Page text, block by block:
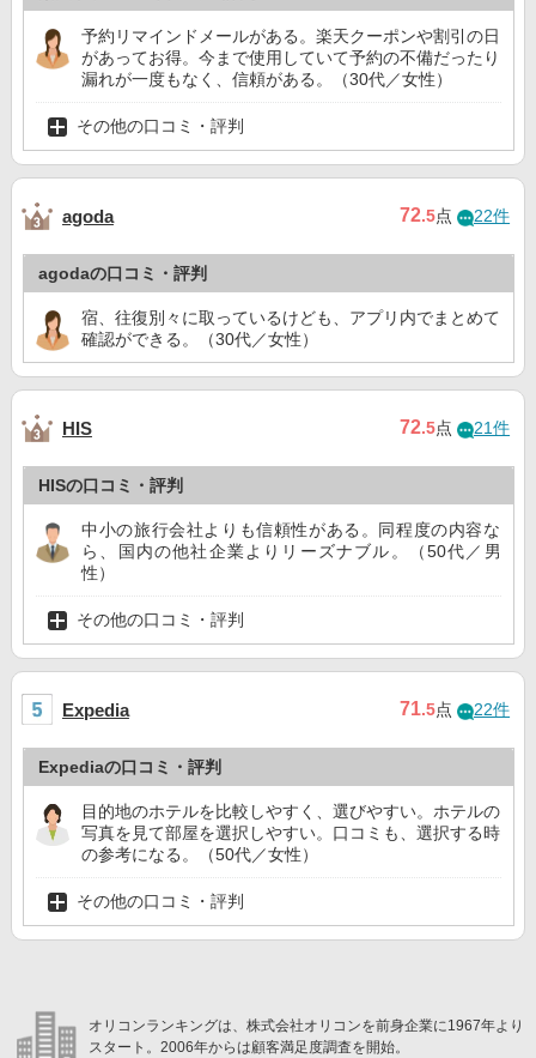
予約リマインドメールがある。楽天クーポンや割引の日
があってお得。今まで使用していて予約の不備だったり
漏れが一度もなく、信頼がある。（30代／女性）
その他の口コミ・評判
agoda 72.5点 22件
agodaの口コミ・評判
宿、往復別々に取っているけども、アプリ内でまとめて
確認ができる。（30代／女性）
HIS 72.5点 21件
HISの口コミ・評判
中小の旅行会社よりも信頼性がある。同程度の内容な
ら、国内の他社企業よりリーズナブル。（50代／男
性）
その他の口コミ・評判
Expedia 71.5点 22件
Expediaの口コミ・評判
目的地のホテルを比較しやすく、選びやすい。ホテルの
写真を見て部屋を選択しやすい。口コミも、選択する時
の参考になる。（50代／女性）
その他の口コミ・評判
オリコンランキングは、株式会社オリコンを前身企業に1967年より
スタート。2006年からは顧客満足度調査を開始。